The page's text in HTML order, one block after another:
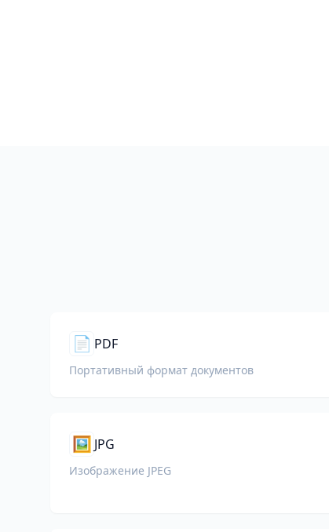
📄 PDF
Портативный формат документов
🖼️ JPG
Изображение JPEG